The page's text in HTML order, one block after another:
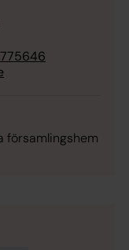
församlingshem